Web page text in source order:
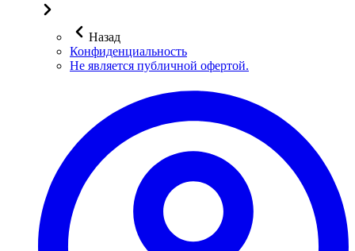
Назад
Конфиденциальность
Не является публичной офертой.